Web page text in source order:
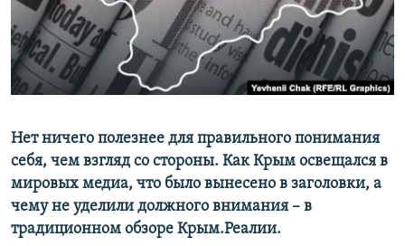
ПОБЕДИТЕЛЕЙ НЕ СУДЯТ?
КРЫМ.НЕПОКОРЕННЫЙ
ELIFBE
ПРИСОЕДИНЯЙТЕСЬ!
Все сайты RFE/RL
Нет ничего полезнее для правильного понимания
себя, чем взгляд со стороны. Как Крым освещался в
мировых медиа, что было вынесено в заголовки, а
чему не уделили должного внимания – в
традиционном обзоре Крым.Реалии.